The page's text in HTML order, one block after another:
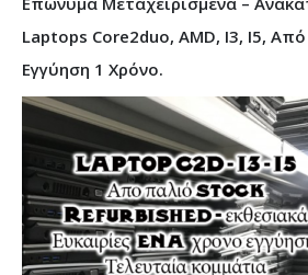
Laptops Core2duo, AMD, I3, I5,
Εγγύηση 1 Χρόνο.